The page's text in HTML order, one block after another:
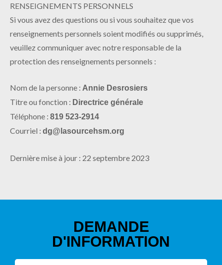
RENSEIGNEMENTS PERSONNELS
Si vous avez des questions ou si vous souhaitez que vos
renseignements personnels soient modifiés ou supprimés,
veuillez communiquer avec notre responsable de la
protection des renseignements personnels :
Nom de la personne : Annie Desrosiers
Titre ou fonction : Directrice générale
Téléphone : 819 523-2914
Courriel : dg@lasourcehsm.org
Dernière mise à jour : 22 septembre 2023
DEMANDE
D'INFORMATION